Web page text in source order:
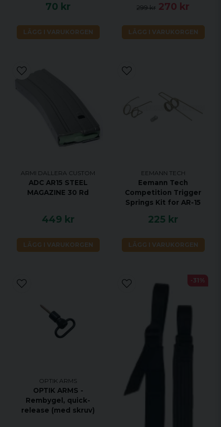
70 kr
LÄGG I VARUKORGEN
299 kr 270 kr
LÄGG I VARUKORGEN
ARMI DALLERA CUSTOM
ADC AR15 STEEL
MAGAZINE 30 Rd
449 kr
LÄGG I VARUKORGEN
EEMANN TECH
Eemann Tech
Competition Trigger
Springs Kit for AR-15
225 kr
LÄGG I VARUKORGEN
OPTIK ARMS
OPTIK ARMS -
Rembygel, quick-
release (med skruv)
-31%